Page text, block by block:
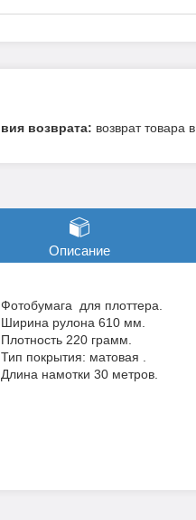
возврат товара
Описание
Фотобумага для плоттера.
Ширина рулона 610 мм.
Плотность 220 грамм.
Тип покрытия: матовая .
Длина намотки 30 метров.